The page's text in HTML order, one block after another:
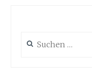
nach: